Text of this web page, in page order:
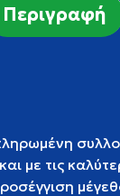
Περιγραφή
με τις